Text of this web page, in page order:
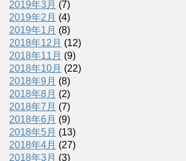
2019年3月 (7)
2019年2月 (4)
2019年1月 (8)
2018年12月 (12)
2018年11月 (9)
2018年10月 (22)
2018年9月 (8)
2018年8月 (2)
2018年7月 (7)
2018年6月 (9)
2018年5月 (13)
2018年4月 (27)
2018年3月 (3)